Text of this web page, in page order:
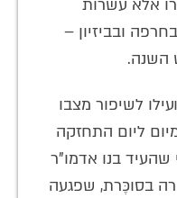
אלא עשרות
ובביזיון –
השנה.
לשיפור מצבו
ליום התחזקה
שהעיד בנו אדמו"ר
בסוכֶּרת, שפגעה